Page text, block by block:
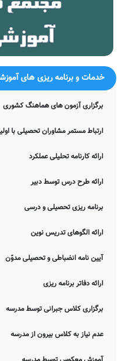
بزن در پرده چنگ ای ماه مطرب
ضمناً یادآور می شود اطلاعات
جستجوی هوشمند سامانه های
این خصوص دارید عمیقاً
اطلاعات یاری نمایید. سامانه
نظرات تکمیل کننده شما می باشد.
خدمات و برنامه ریزی های
برگزاری آزمون های هماهنگ کشوری
ارتباط مستمر مشاوران تحصیلی با
ارائه کارنامه تحلیلی عملکرد
ارائه طرح درس توسط دبیر
برنامه ریزی تحصیلی و درسی
ارائه الگوهای تدریس نوین
آیین نامه انضباطی و تحصیلی مدوّن
ارائه دفاتر برنامه ریزی
برگزاری کلاس جبرانی توسط مدرسه
عدم نیاز به کلاس بیرون از مدرسه